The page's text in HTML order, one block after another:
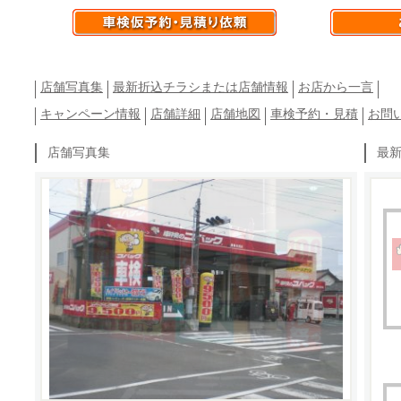
店舗写真集 最新折込チラシまたは店舗情報
お店から一言
キャンペーン情報
店舗詳細 店舗地図 車検予約・見積 お問
店舗写真集 最